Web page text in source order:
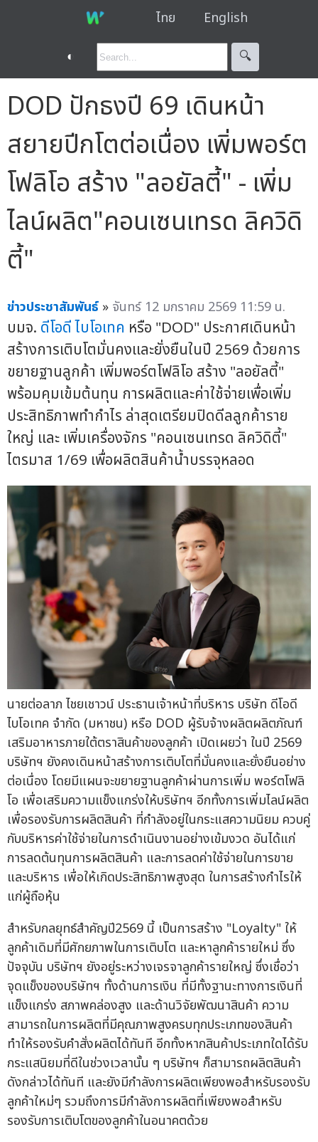
ไทย English
◐ 🔍︎
DOD ปักธงปี 69 เดินหน้า
สยายปีกโตต่อเนื่อง เพิ่มพอร์ต
โฟลิโอ สร้าง "ลอยัลตี้" - เพิ่ม
ไลน์ผลิต"คอนเซนเทรด ลิควิดิ
ตี้"
ข่าวประชาสัมพันธ์ » จันทร์ 12 มกราคม 2569 11:59 น.
บมจ. ดีโอดี ไบโอเทค หรือ "DOD" ประกาศเดินหน้า
สร้างการเติบโตมั่นคงและยั่งยืนในปี 2569 ด้วยการ
ขยายฐานลูกค้า เพิ่มพอร์ตโฟลิโอ สร้าง "ลอยัลตี้"
พร้อมคุมเข้มต้นทุน การผลิตและค่าใช้จ่ายเพื่อเพิ่ม
ประสิทธิภาพทำกำไร ล่าสุดเตรียมปิดดีลลูกค้าราย
ใหญ่ และ เพิ่มเครื่องจักร "คอนเซนเทรด ลิควิดิตี้"
ไตรมาส 1/69 เพื่อผลิตสินค้าน้ำบรรจุหลอด
นายต่อลาภ ไชยเชาวน์ ประธานเจ้าหน้าที่บริหาร บริษัท ดีโอดี
ไบโอเทค จำกัด (มหาชน) หรือ DOD ผู้รับจ้างผลิตผลิตภัณฑ์
เสริมอาหารภายใต้ตราสินค้าของลูกค้า เปิดเผยว่า ในปี 2569
บริษัทฯ ยังคงเดินหน้าสร้างการเติบโตที่มั่นคงและยั่งยืนอย่าง
ต่อเนื่อง โดยมีแผนจะขยายฐานลูกค้าผ่านการเพิ่ม พอร์ตโฟลิ
โอ เพื่อเสริมความแข็งแกร่งให้บริษัทฯ อีกทั้งการเพิ่มไลน์ผลิต
เพื่อรองรับการผลิตสินค้า ที่กำลังอยู่ในกระแสความนิยม ควบคู่
กับบริหารค่าใช้จ่ายในการดำเนินงานอย่างเข้มงวด อันได้แก่
การลดต้นทุนการผลิตสินค้า และการลดค่าใช้จ่ายในการขาย
และบริหาร เพื่อให้เกิดประสิทธิภาพสูงสุด ในการสร้างกำไรให้
แก่ผู้ถือหุ้น
สำหรับกลยุทธ์สำคัญปี2569 นี้ เป็นการสร้าง "Loyalty" ให้
ลูกค้าเดิมที่มีศักยภาพในการเติบโต และหาลูกค้ารายใหม่ ซึ่ง
ปัจจุบัน บริษัทฯ ยังอยู่ระหว่างเจรจาลูกค้ารายใหญ่ ซึ่งเชื่อว่า
จุดแข็งของบริษัทฯ ทั้งด้านการเงิน ที่มีทั้งฐานะทางการเงินที่
แข็งแกร่ง สภาพคล่องสูง และด้านวิจัยพัฒนาสินค้า ความ
สามารถในการผลิตที่มีคุณภาพสูงครบทุกประเภทของสินค้า
ทำให้รองรับคำสั่งผลิตได้ทันที อีกทั้งหากสินค้าประเภทใดได้รับ
กระแสนิยมที่ดีในช่วงเวลานั้น ๆ บริษัทฯ ก็สามารถผลิตสินค้า
ดังกล่าวได้ทันที และยังมีกำลังการผลิตเพียงพอสำหรับรองรับ
ลูกค้าใหม่ๆ รวมถึงการมีกำลังการผลิตที่เพียงพอสำหรับ
รองรับการเติบโตของลูกค้าในอนาคตด้วย